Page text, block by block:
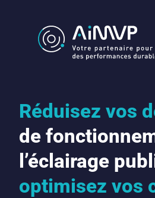
Réduisez vos
de
l’éclairage
optimisez vos